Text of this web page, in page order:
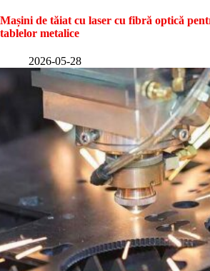
Mașini de tăiat cu laser cu fibră optică
tablelor metalice
2026-05-28